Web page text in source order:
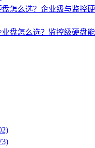
盘怎么选？企业级与监控
业盘怎么选？监控级硬盘能